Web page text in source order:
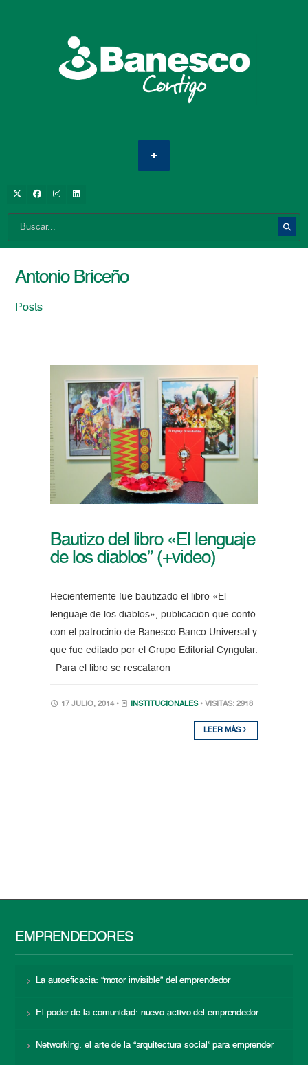
Antonio Briceño
Posts
Bautizo del libro «El lenguaje
de los diablos” (+video)
Recientemente fue bautizado el libro «El
lenguaje de los diablos», publicación que contó
con el patrocinio de Banesco Banco Universal y
que fue editado por el Grupo Editorial Cyngular.
Para el libro se rescataron
17 JULIO, 2014 • INSTITUCIONALES • VISITAS: 2918
LEER MÁS
EMPRENDEDORES
La autoeficacia: “motor invisible” del emprendedor
El poder de la comunidad: nuevo activo del emprendedor
Networking: el arte de la “arquitectura social” para emprender